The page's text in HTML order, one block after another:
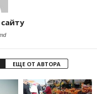
ЕЩЕ ОТ АВТОРА